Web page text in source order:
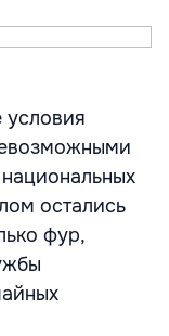
условия
остались
фур,